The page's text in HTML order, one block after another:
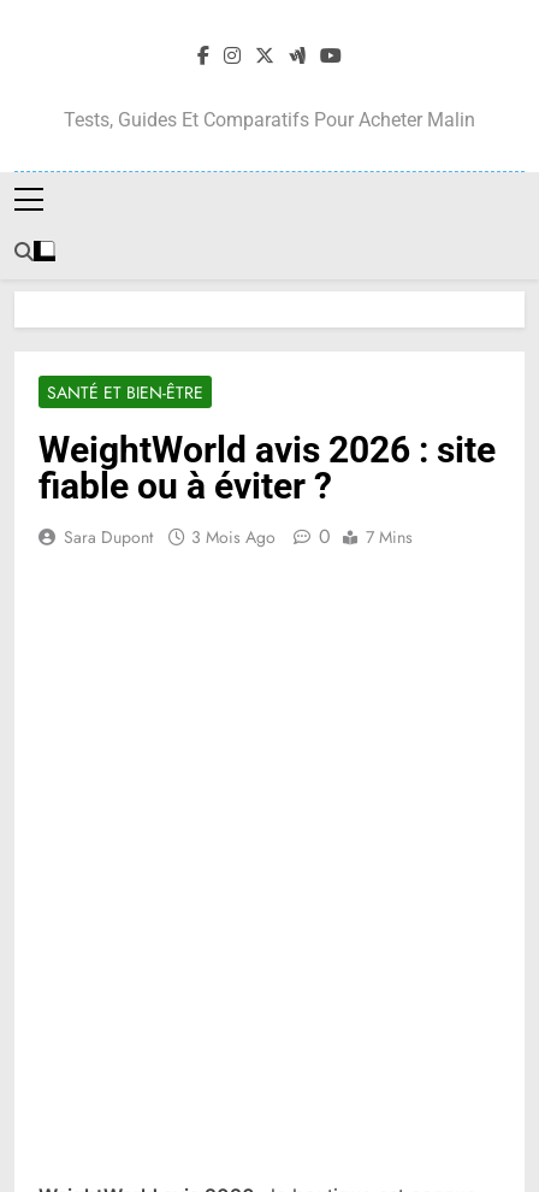
Tests, Guides Et Comparatifs Pour Acheter Malin
SANTÉ ET BIEN-ÊTRE
WeightWorld avis 2026 : site
fiable ou à éviter ?
Sara Dupont 3 Mois Ago 0 7 Mins